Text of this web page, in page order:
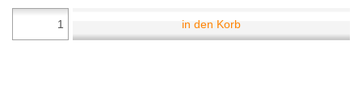
in den Korb